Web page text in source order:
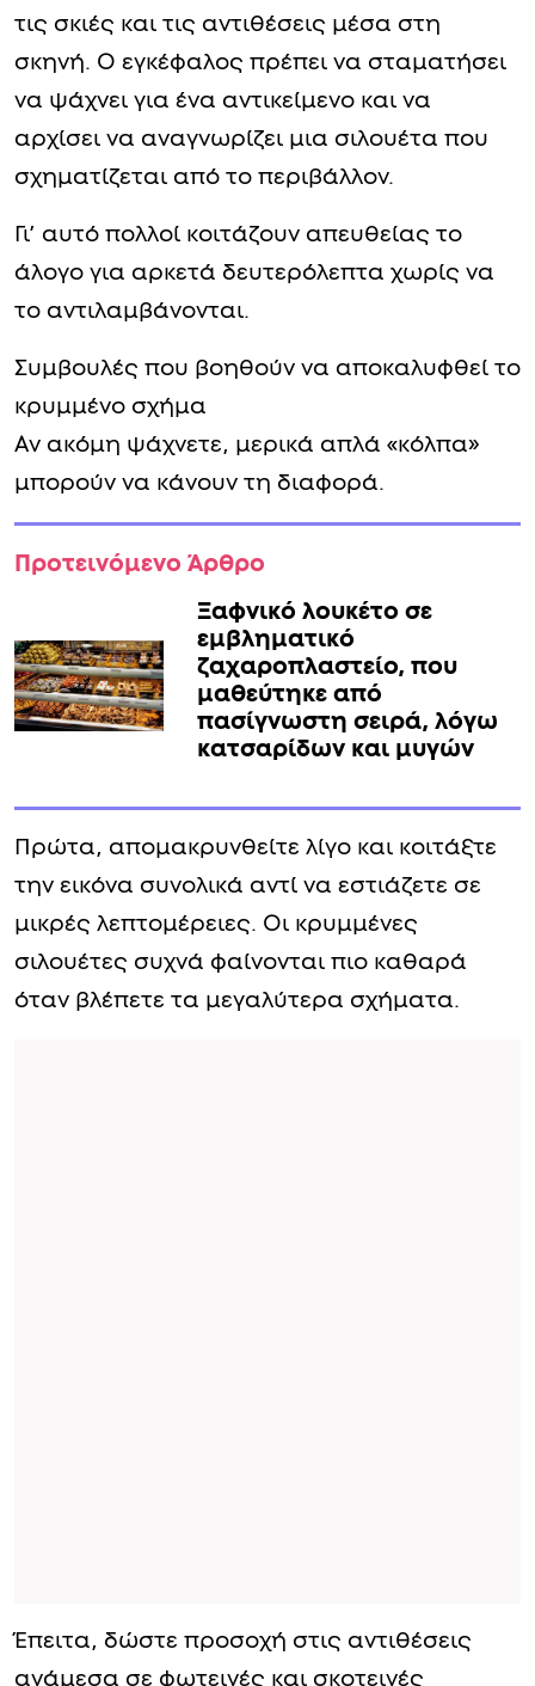
τις σκιές και τις αντιθέσεις μέσα στη
σκηνή. Ο εγκέφαλος πρέπει να σταματήσει
να ψάχνει για ένα αντικείμενο και να
αρχίσει να αναγνωρίζει μια σιλουέτα που
σχηματίζεται από το περιβάλλον.
Γι’ αυτό πολλοί κοιτάζουν απευθείας το
άλογο για αρκετά δευτερόλεπτα χωρίς να
το αντιλαμβάνονται.
Συμβουλές που βοηθούν να αποκαλυφθεί το
κρυμμένο σχήμα
Αν ακόμη ψάχνετε, μερικά απλά «κόλπα»
μπορούν να κάνουν τη διαφορά.
Προτεινόμενο Άρθρο
Ξαφνικό λουκέτο σε
εμβληματικό
ζαχαροπλαστείο, που
μαθεύτηκε από
πασίγνωστη σειρά, λόγω
κατσαρίδων και μυγών
Πρώτα, απομακρυνθείτε λίγο και κοιτάξτε
την εικόνα συνολικά αντί να εστιάζετε σε
μικρές λεπτομέρειες. Οι κρυμμένες
σιλουέτες συχνά φαίνονται πιο καθαρά
όταν βλέπετε τα μεγαλύτερα σχήματα.
Έπειτα, δώστε προσοχή στις αντιθέσεις
ανάμεσα σε φωτεινές και σκοτεινές